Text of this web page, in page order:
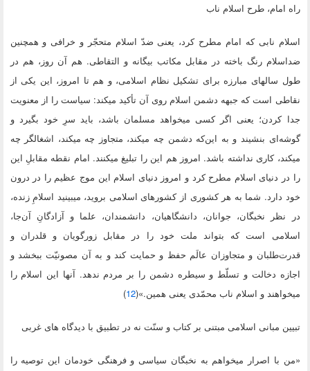
راه امام، طرح اسلام ناب
اسلام نابی که امام مطرح کرد، یعنی ضدّ اسلام متحجّر و خرافی و همچنین
ضداسلام رنگ باخته در مقابل مکاتب بیگانه و التقاطی. هم آن روز، هم در
طول سالهای مبارزه برای تشکیل نظام اسلامی، و هم تا امروز، این یکی از
نقاطی است که جبهه دشمن اسلام روی آن تأکید میکند: سیاست را از معنویت
جدا کردن؛ یعنی اگر کسی میخواهد مسلمان باشد، باید سرِ خود بگیرد و
گوشه‌ای بنشیند و به این‌که دشمن چه میکند، متجاوز چه میکند، اشغالگر چه
میکند، کاری نداشته باشد. امروز هم این را تبلیغ میکنند. امام نقطه مقابلِ این
را در دنیای اسلام مطرح کرد و امروز دنیای اسلام این موج عظیم را در درون
خود دارد. شما به هر کشوری از کشورهای اسلامی بروید، میبینید اسلامِ زنده،
در نظر نخبگان، جوانان، دانشگاهیان، دانشمندان، علما و آزادگانِ آن‌جا،
اسلامی است که بتواند ملت خود را در مقابل زورگویان و قلدران و
قدرت‌طلبان و متجاوزان عالَم حفظ و حمایت کند و به آن مصونیّت ببخشد و
اجازه دخالت و تسلّط و سیطره دشمن را بر مردم ندهد. آنها این اسلام را
میخواهند و اسلام ناب محمّدی یعنی همین.»(12
)
تبیین مبانی اسلامی مبتنی بر کتاب و سنّت نه در تطبیق با دیدگاه های غربی
«من با اصرار میخواهم به نخبگان سیاسی و فرهنگی خودمان این توصیه را